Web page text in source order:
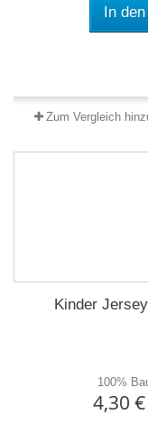
In
Zum Vergleich
Kinder
100%
4,30 €